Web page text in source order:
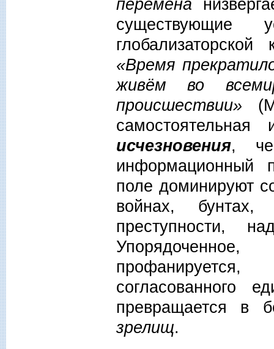
перемена
«Время
живём во
происшествии»
исчезновения,
информационный
поле доминируют
войнах, бунтах,
преступности,
согласованного
превращается в
зрелищ.